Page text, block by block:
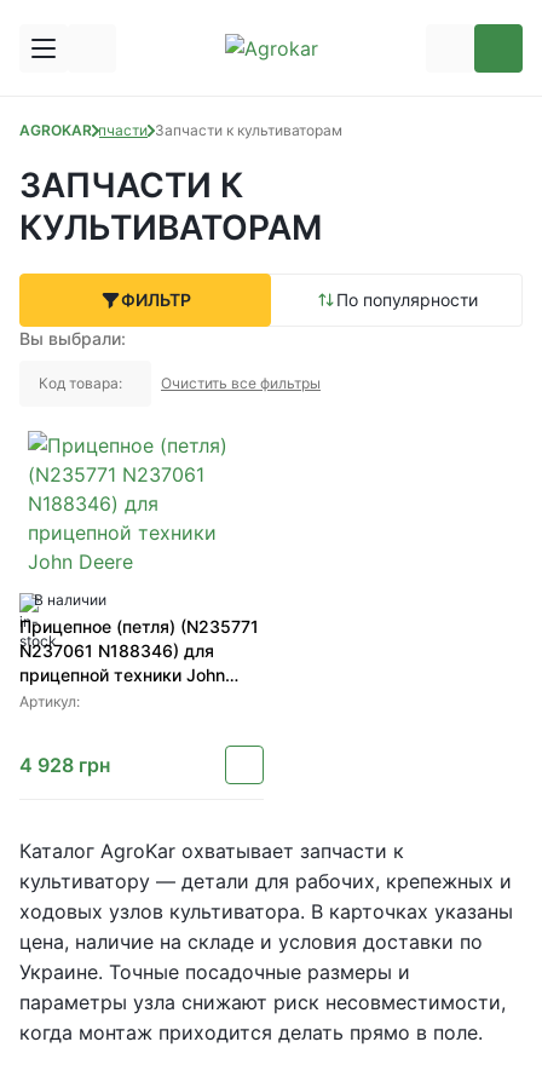
AGROKARЗапчасти Запчасти к культиваторам
ЗАПЧАСТИ К
КУЛЬТИВАТОРАМ
ФИЛЬТР
По популярности
Вы выбрали:
Код товара: Очистить все фильтры
В наличии
Прицепное (петля) (N235771
N237061 N188346) для
прицепной техники John
Deere
Артикул:
4 928 грн
Каталог AgroKar охватывает запчасти к
культиватору — детали для рабочих, крепежных и
ходовых узлов культиватора. В карточках указаны
цена, наличие на складе и условия доставки по
Украине. Точные посадочные размеры и
параметры узла снижают риск несовместимости,
когда монтаж приходится делать прямо в поле.